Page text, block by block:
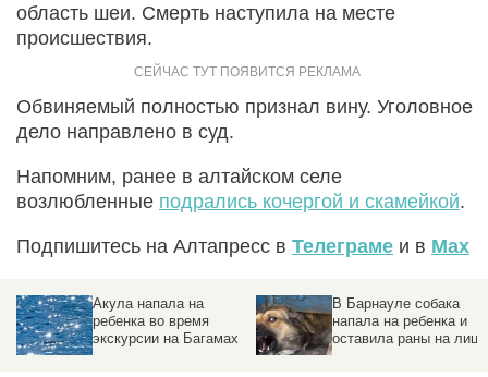
область шеи. Смерть наступила на месте
происшествия.
Обвиняемый полностью признал вину. Уголовное
дело направлено в суд.
Напомним, ранее в алтайском селе
возлюбленные подрались кочергой и скамейкой.
Подпишитесь на Алтапресс в Телеграме и в Max
Акула напала на
ребенка во время
экскурсии на Багамах
В Барнауле собака
напала на ребенка и
оставила раны на лице